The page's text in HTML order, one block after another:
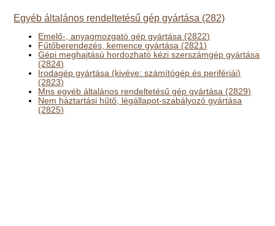
Egyéb általános rendeltetésű gép gyártása (282)
Emelő-, anyagmozgató gép gyártása (2822)
Fűtőberendezés, kemence gyártása (2821)
Gépi meghajtású hordozható kézi szerszámgép gyártása
(2824)
Irodagép gyártása (kivéve: számítógép és perifériái)
(2823)
Mns egyéb általános rendeltetésű gép gyártása (2829)
Nem háztartási hűtő, légállapot-szabályozó gyártása
(2825)